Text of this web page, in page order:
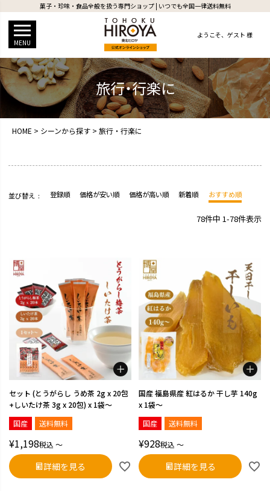
菓子・珍味・食品全般を扱う専門ショップ | いつでも全国一律送料無料
MENU
ようこそ、ゲスト 様
旅行・行楽に
HOME シーンから探す 旅行・行楽に
並び替え 登録順 価格が安い順 価格が高い順 新着順 おすすめ順
78件中 1-78件表示
セット (とうがらし うめ茶 2g x 20包
+しいたけ茶 3g x 20包) x 1袋～
国産
送料無料
¥1,198税込 〜
詳細を見る
国産 福島県産 紅はるか 干し芋 140g
x 1袋～
国産
送料無料
¥928税込 〜
詳細を見る